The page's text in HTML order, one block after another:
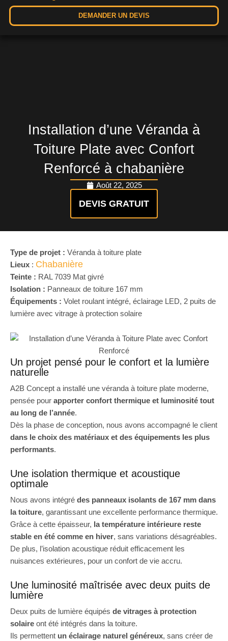
DEMANDER UN DEVIS
Installation d’une Véranda à
Toiture Plate avec Confort
Renforcé à chabanière
Août 22, 2025
DEVIS GRATUIT
Type de projet : Véranda à toiture plate
Lieux : Chabanière
Teinte : RAL 7039 Mat givré
Isolation : Panneaux de toiture 167 mm
Équipements : Volet roulant intégré, éclairage LED, 2 puits de
lumière avec vitrage à protection solaire
Un projet pensé pour le confort et la lumière
naturelle
A2B Concept a installé une véranda à toiture plate moderne,
pensée pour apporter confort thermique et luminosité tout
au long de l’année.
Dès la phase de conception, nous avons accompagné le client
dans le choix des matériaux et des équipements les plus
performants.
Une isolation thermique et acoustique
optimale
Nous avons intégré des panneaux isolants de 167 mm dans
la toiture, garantissant une excellente performance thermique.
Grâce à cette épaisseur, la température intérieure reste
stable en été comme en hiver, sans variations désagréables.
De plus, l’isolation acoustique réduit efficacement les
nuisances extérieures, pour un confort de vie accru.
Une luminosité maîtrisée avec deux puits de
lumière
Deux puits de lumière équipés de vitrages à protection
solaire ont été intégrés dans la toiture.
Ils permettent un éclairage naturel généreux, sans créer de